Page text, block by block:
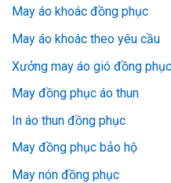
May áo khoác đồng phục
May áo khoác theo yêu cầu
Xưởng may áo gió đồng phục
May đồng phục áo thun
In áo thun đồng phục
May đồng phục bảo hộ
May nón đồng phục